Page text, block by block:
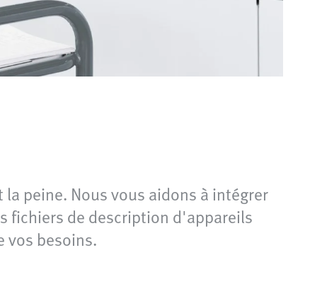
peine. Nous vous aidons à intégrer
fichiers de description d'appareils
vos besoins.